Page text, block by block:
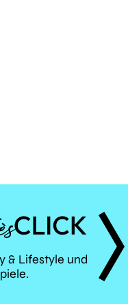
TRÈS
& Lifestyle und